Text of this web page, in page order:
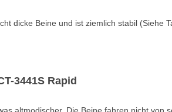
dicke Beine und ist ziemlich stabil (Siehe
3441S Rapid